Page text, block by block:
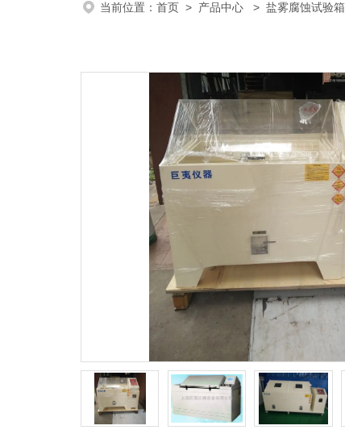
当前位置： 首页 > 产品中心 > 盐雾腐蚀试验箱